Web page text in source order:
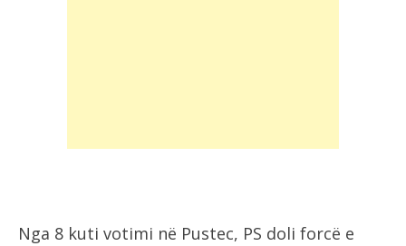
Nga 8 kuti votimi në Pustec, PS doli forcë e